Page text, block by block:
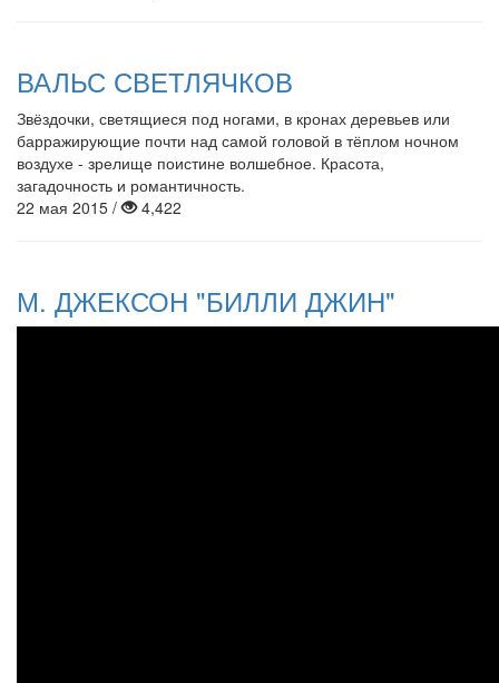
ВАЛЬС СВЕТЛЯЧКОВ
Звёздочки, светящиеся под ногами, в кронах деревьев или
барражирующие почти над самой головой в тёплом ночном
воздухе - зрелище поистине волшебное. Красота,
загадочность и романтичность.
22 мая 2015 /
4,422
М. ДЖЕКСОН "БИЛЛИ ДЖИН"